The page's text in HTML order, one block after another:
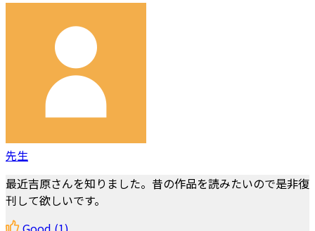
先生
最近吉原さんを知りました。昔の作品を読みたいので是非復
刊して欲しいです。